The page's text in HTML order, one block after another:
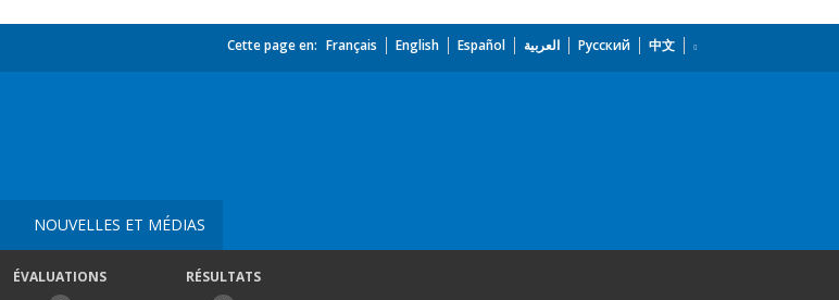
Cette page en: Français English Español العربية Русский 中文
NOUVELLES ET MÉDIAS
ÉVALUATIONS RÉSULTATS